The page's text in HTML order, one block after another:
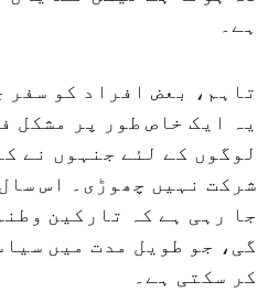
ہے۔
تاہم، بعض افراد کو سفر
یہ ایک خاص طور پر مشکل
لوگوں کے لئے جنہوں نے
شرکت نہیں چھوڑی۔ اس
جا رہی ہے کہ تارکین
گی، جو طویل مدت میں
کر سکتی ہے۔